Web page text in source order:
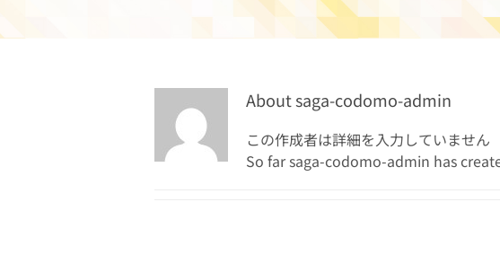
Aboutsaga-codomo-admin
この作成者は詳細を入力していません
So far saga-codomo-admin has